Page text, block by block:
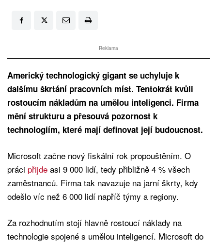
Reklama
Americký technologický gigant se uchyluje k
dalšímu škrtání pracovních míst. Tentokrát kvůli
rostoucím nákladům na umělou inteligenci. Firma
mění strukturu a přesouvá pozornost k
technologiím, které mají definovat její budoucnost.
Microsoft začne nový fiskální rok propouštěním. O
práci přijde asi 9 000 lidí, tedy přibližně 4 % všech
zaměstnanců. Firma tak navazuje na jarní škrty, kdy
odešlo víc než 6 000 lidí napříč týmy a regiony.
Za rozhodnutím stojí hlavně rostoucí náklady na
technologie spojené s umělou inteligencí. Microsoft do